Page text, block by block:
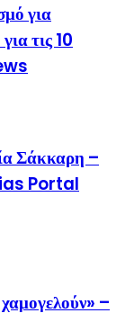
για
τις 10
Σάκκαρη –
Portal
–